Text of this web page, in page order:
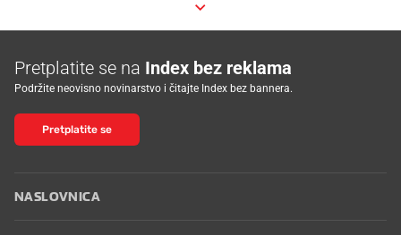
Pretplatite se na Index bez reklama
Podržite neovisno novinarstvo i čitajte Index bez bannera.
Pretplatite se
NASLOVNICA